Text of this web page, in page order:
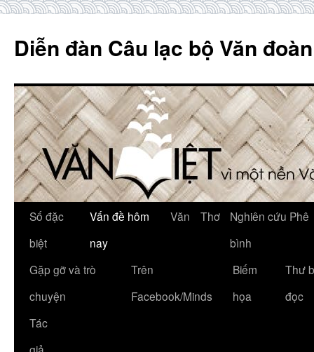
content
Diễn đàn Câu lạc bộ Văn
Số đặc
biệt
Vấn đề hôm
nay
Văn Thơ
Nghiên cứu Phê
bình
Gặp gỡ và trò
chuyện
Trên
Facebook/Minds
Biếm
họa
Thư
đọc
Tác